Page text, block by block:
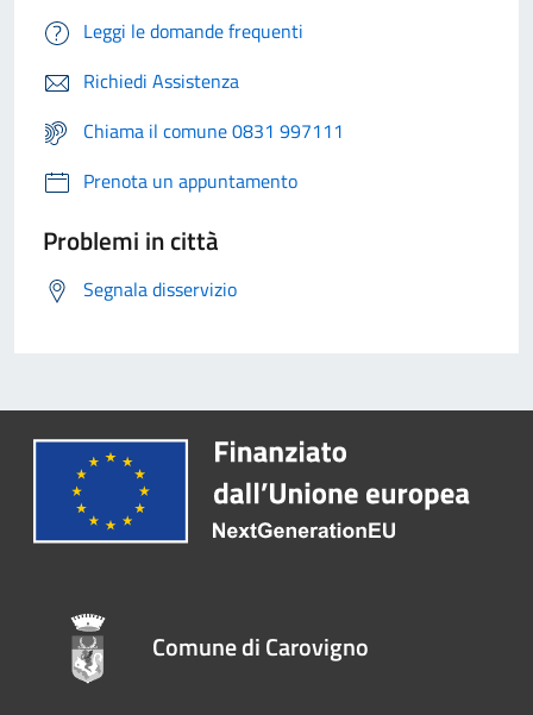
Leggi le domande frequenti
Richiedi Assistenza
Chiama il comune 0831 997111
Prenota un appuntamento
Problemi in città
Segnala disservizio
Comune di Carovigno